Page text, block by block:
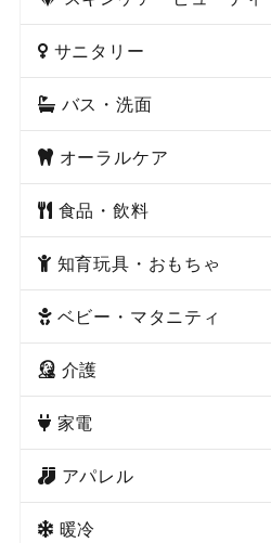
サニタリー
バス・洗面
オーラルケア
食品・飲料
知育玩具・おもちゃ
ベビー・マタニティ
介護
家電
アパレル
暖冷